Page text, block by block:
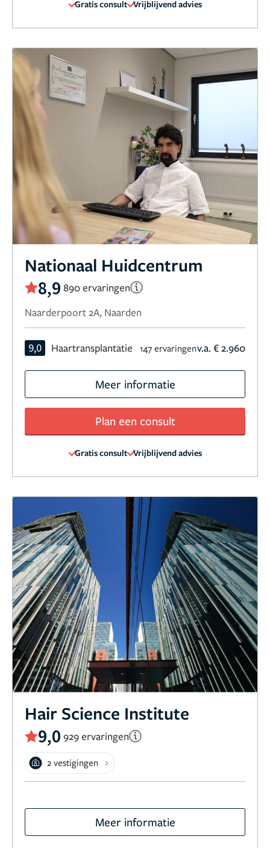
Gratis consult Vrijblijvend advies
Nationaal Huidcentrum
8,9 890 ervaringen
Naarderpoort 2A, Naarden
9,0 Haartransplantatie 147 ervaringenv.a. € 2.960
Meer informatie
Plan een consult
Gratis consult Vrijblijvend advies
Hair Science Institute
9,0 929 ervaringen
2 vestigingen
Meer informatie